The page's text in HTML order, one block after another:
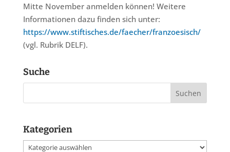
Mitte November anmelden können! Weitere
Informationen dazu finden sich unter:
https://www.stiftisches.de/faecher/franzoesisch/
(vgl. Rubrik DELF).
Suche
Kategorien
Kategorien